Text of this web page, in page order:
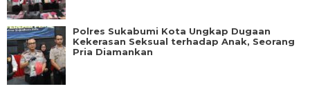
Polres Sukabumi Kota Ungkap Dugaan
Kekerasan Seksual terhadap Anak, Seorang
Pria Diamankan